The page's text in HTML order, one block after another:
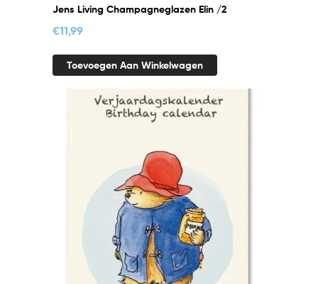
Jens Living Champagneglazen Elin /2
€11,99
Toevoegen Aan Winkelwagen